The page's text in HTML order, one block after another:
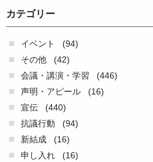
カテゴリー
イベント
(94)
その他
(42)
会議・講演・学習
(446)
声明・アピール
(16)
宣伝
(440)
抗議行動
(94)
新結成
(16)
申し入れ
(16)